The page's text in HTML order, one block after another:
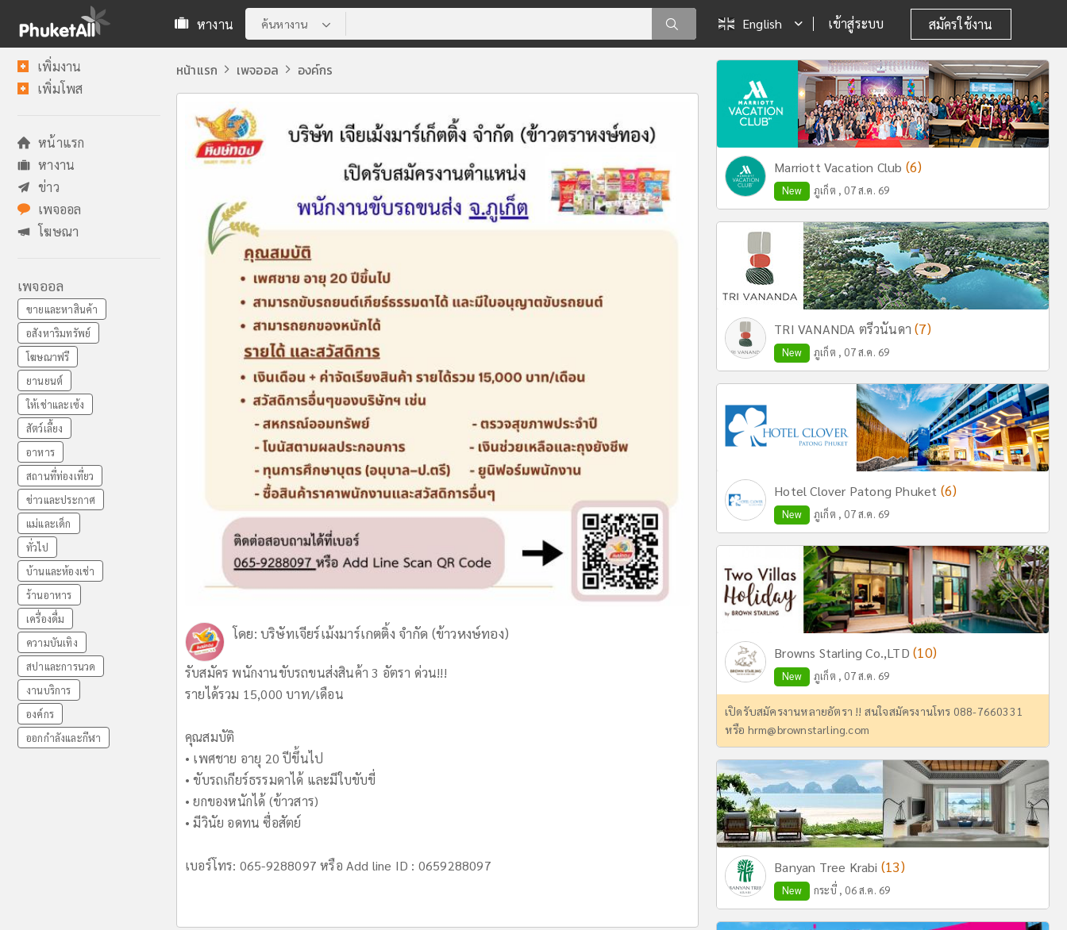
หางาน ค้นหางาน English เข้าสู่ระบบ สมัครใช้งาน
เพิ่มงาน
เพิ่มโพส
หน้าแรก
หางาน
ข่าว
เพจออล
โฆษณา
เพจออล
ขายและหาสินค้า
อสังหาริมทรัพย์
โฆษณาฟรี
ยานยนต์
ให้เช่าและเซ้ง
สัตว์เลี้ยง
อาหาร
สถานที่ท่องเที่ยว
ข่าวและประกาศ
แม่และเด็ก
ทั่วไป
บ้านและห้องเช่า
ร้านอาหาร
เครื่องดื่ม
ความบันเทิง
สปาและการนวด
งานบริการ
องค์กร
ออกกำลังและกีฬา
หน้าแรก เพจออล องค์กร
โดย: บริษัทเจียร์เม้งมาร์เกตติ้ง จำกัด (ข้าวหงษ์ทอง)
รับสมัคร พนักงานขับรถขนส่งสินค้า 3 อัตรา ด่วน!!!
รายได้รวม 15,000 บาท/เดือน
คุณสมบัติ
• เพศชาย อายุ 20 ปีขึ้นไป
• ขับรถเกียร์ธรรมดาได้ และมีใบขับขี่
• ยกของหนักได้ (ข้าวสาร)
• มีวินัย อดทน ซื่อสัตย์
เบอร์โทร: 065-9288097 หรือ Add line ID : 0659288097
Marriott Vacation Club (6)
New ภูเก็ต , 07 ส.ค. 69
TRI VANANDA ตรีวนันดา(7)
New ภูเก็ต , 07 ส.ค. 69
Hotel Clover Patong Phuket (6)
New ภูเก็ต , 07 ส.ค. 69
Browns Starling Co.,LTD(10)
New ภูเก็ต , 07 ส.ค. 69
เปิดรับสมัครงานหลายอัตรา !! สนใจสมัครงานโทร 088-7660331
หรือ hrm@brownstarling.com
Banyan Tree Krabi (13)
New กระบี่ , 06 ส.ค. 69